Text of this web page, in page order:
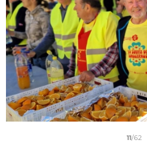
11/62